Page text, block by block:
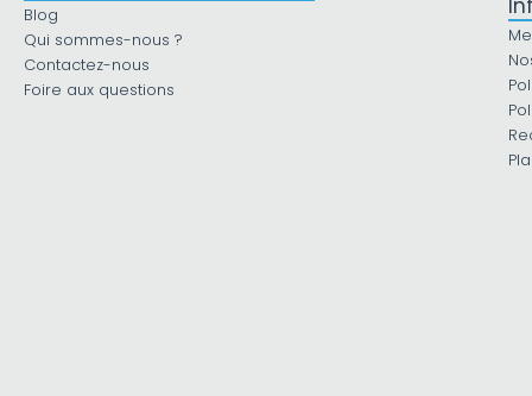
Blog
Qui sommes-nous ?
Contactez-nous
Foire aux questions